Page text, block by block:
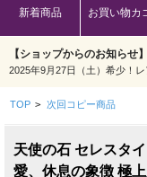
新着商品 お買い物カ
【ショップからのお知らせ】
2025年9月27日（土）希少！レ
TOP > 次回コピー商品
天使の石 セレスタ
愛、休息の象徴 極